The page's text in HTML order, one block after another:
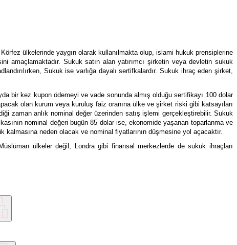
ülkelerinde yaygın olarak kullanılmakta olup, islami hukuk prensiplerine
amaçlamaktadır. Sukuk satın alan yatırımcı şirketin veya devletin sukuk
Sukuk ise varlığa dayalı sertifkalardır. Sukuk ihraç eden şirket,
bir kez kupon ödemeyi ve vade sonunda almış olduğu sertifikayı 100 dolar
olan kurum veya kuruluş faiz oranına ülke ve şirket riski gibi katsayıları
zaman anlık nominal değer üzerinden satış işlemi gerçekleştirebilir. Sukuk
nominal değeri bugün 85 dolar ise, ekonomide yaşanan toparlanma ve
neden olacak ve nominal fiyatlarının düşmesine yol açacaktır.
ülkeler değil, Londra gibi finansal merkezlerde de sukuk ihraçları